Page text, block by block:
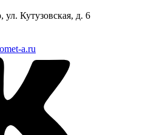
ул. Кутузовская, д. 6
a.ru